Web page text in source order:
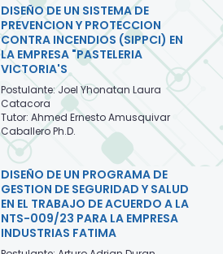
DISEÑO DE UN SISTEMA DE
PREVENCION Y PROTECCION
CONTRA INCENDIOS (SIPPCI) EN
LA EMPRESA "PASTELERIA
VICTORIA'S
Postulante: Joel Yhonatan Laura
Catacora
Tutor: Ahmed Ernesto Amusquivar
Caballero Ph.D.
DISEÑO DE UN PROGRAMA DE
GESTION DE SEGURIDAD Y SALUD
EN EL TRABAJO DE ACUERDO A LA
NTS-009/23 PARA LA EMPRESA
INDUSTRIAS FATIMA